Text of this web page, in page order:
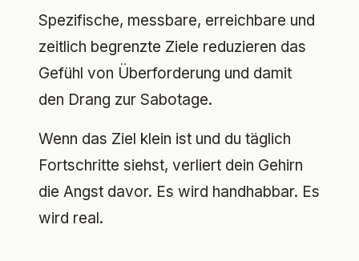
Spezifische, messbare, erreichbare und
zeitlich begrenzte Ziele reduzieren das
Gefühl von Überforderung und damit
den Drang zur Sabotage.
Wenn das Ziel klein ist und du täglich
Fortschritte siehst, verliert dein Gehirn
die Angst davor. Es wird handhabbar. Es
wird real.